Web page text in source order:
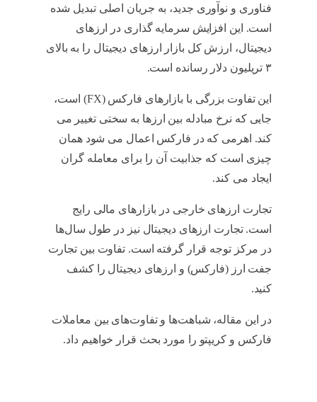
فناوری و نوآوری جدید، به جریان اصلی تبدیل شده
است. این افزایش سرمایه گذاری در ارزهای
دیجیتال، ارزش کل بازار ارزهای دیجیتال را به بالای
۳ تریلیون دلار رسانده است.
این تفاوت بزرگی با بازارهای فارکس (FX) است،
جایی که نرخ مبادله بین ارزها به سختی تغییر می
کند. اهرمی که در فارکس اعمال می شود همان
چیزی است که جذابیت آن را برای معامله گران
ایجاد می کند.
تجارت ارزهای خارجی در بازارهای مالی رایج
است. تجارت ارزهای دیجیتال نیز در طول سال‌ها
در مرکز توجه قرار گرفته است. تفاوت بین تجارت
جفت ارز (فارکس) و ارزهای دیجیتال را کشف
کنید.
در این مقاله، شباهت‌ها و تفاوت‌های بین معاملات
فارکس و کریپتو را مورد بحث قرار خواهیم داد.